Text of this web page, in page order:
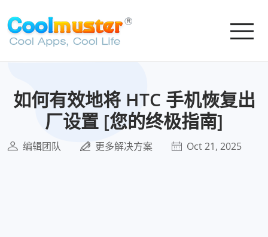
如何有效地将 HTC 手机恢复出
厂设置 [您的终极指南]
编辑团队 更多解决方案 Oct 21, 2025